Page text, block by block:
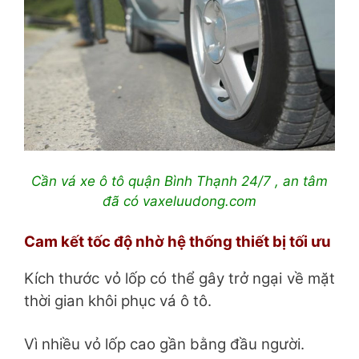
Cần vá xe ô tô quận Bình Thạnh 24/7 , an tâm
đã có vaxeluudong.com
Cam kết tốc độ nhờ hệ thống thiết bị tối ưu
Kích thước vỏ lốp có thể gây trở ngại về mặt
thời gian khôi phục vá ô tô.
Vì nhiều vỏ lốp cao gần bằng đầu người.